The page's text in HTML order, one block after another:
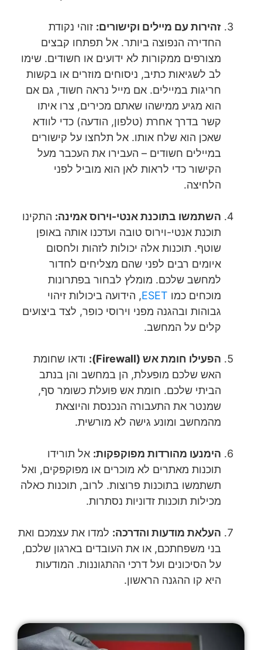
זהירות עם מיילים וקישורים: זוהי נקודת
החדירה הנפוצה ביותר. אל תפתחו קבצים
מצורפים ממקורות לא ידועים או חשודים. שימו
לב לשגיאות כתיב, ניסוחים מוזרים או בקשות
חריגות במיילים. אם מייל נראה חשוד, גם אם
הוא מגיע ממישהו שאתם מכירים, צרו איתו
קשר בדרך אחרת (טלפון, הודעה) כדי לוודא
שאכן הוא שלח אותו. אל תלחצו על קישורים
במיילים חשודים – העבירו את העכבר מעל
הקישור כדי לראות לאן הוא מוביל לפני
הלחיצה.
השתמשו בתוכנת אנטי-וירוס אמינה: התקינו
תוכנת אנטי-וירוס טובה ועדכנו אותה באופן
שוטף. תוכנות אלה יכולות לזהות ולחסום
איומים רבים לפני שהם מצליחים לחדור
למחשב שלכם. מומלץ לבחור בפתרונות
מוכחים כמו ESET, הידועה ביכולות זיהוי
גבוהות ובהגנה מפני וירוסי כופר, לצד ביצועים
קלים על המחשב.
הפעילו חומת אש (Firewall):
ודאו שחומת
האש שלכם מופעלת, הן במחשב והן בנתב
הביתי שלכם. חומת אש פועלת כשומר סף,
שמנטר את התעבורה הנכנסת והיוצאת
מהמחשב ומונע גישה לא מורשית.
הימנעו מהורדות מפוקפקות: אל תורידו
תוכנות מאתרים לא מוכרים או מפוקפקים, ואל
תשתמשו בתוכנות פרוצות. לרוב, תוכנות כאלה
מכילות תוכנות זדוניות נסתרות.
העלאת מודעות והדרכה: למדו את עצמכם ואת
בני משפחתכם, או את העובדים בארגון שלכם,
על הסיכונים ועל דרכי ההתגוננות. המודעות
היא קו ההגנה הראשון.